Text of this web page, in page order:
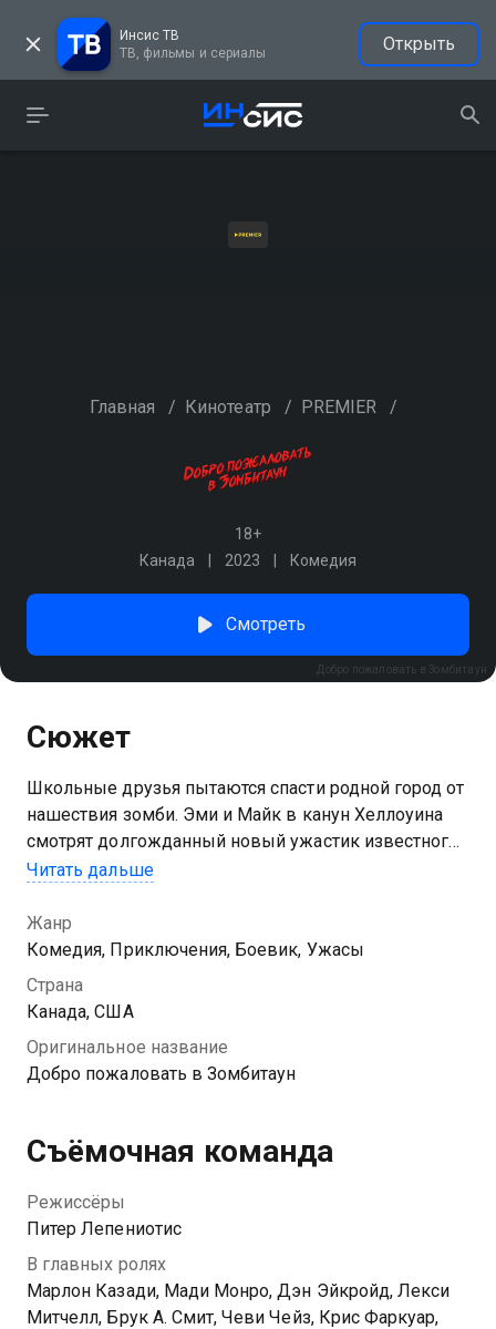
Инсис ТВ
ТВ, фильмы и сериалы
Открыть
Главная / Кинотеатр / PREMIER /
18+
Канада
2023 Комедия
Добро пожаловать в Зомбитаун
Смотреть
Сюжет
Школьные друзья пытаются спасти родной город от
нашествия зомби. Эми и Майк в канун Хеллоуина
смотрят долгожданный новый ужастик известного
режиссера. Едва запускается проектор, как
превращаются в зомби! Ребята понимают, что все
это связано с лентой и проклятием, которое они
запустили во время просмотра. Теперь парочке
нужно как можно быстрее найти режиссера, чтобы
узнать, как спасти себя и близких от нашествия
кровожадных зомби.
Читать дальше
Жанр
Комедия, Приключения, Боевик, Ужасы
Страна
Канада, США
Оригинальное название
Добро пожаловать в Зомбитаун
Съёмочная команда
Режиссёры
Питер Лепениотис
В главных ролях
Марлон Казади, Мади Монро, Дэн Эйкройд, Лекси
Митчелл, Брук А. Смит, Чеви Чейз, Крис Фаркуар,